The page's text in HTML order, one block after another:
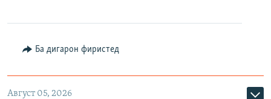
Ба дигарон фиристед
Август 05, 2026